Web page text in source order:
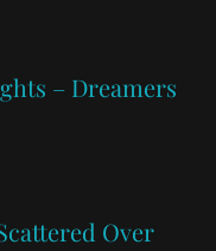
– Dreamers
Over